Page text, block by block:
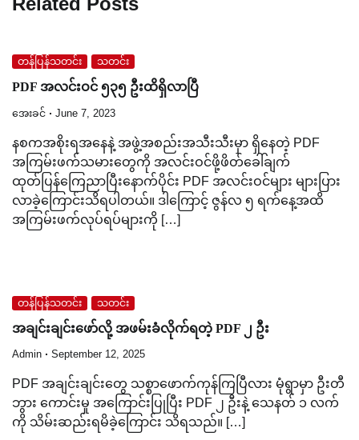
တန်ပြန်သတင်း သတင်း
PDF အလင်းဝင် ၅၃၅ ဦးထိရှိလာပြီ
အေးခင် June 7, 2023
နစကအစိုးရအနေနဲ့ အဖွဲ့အစည်းအသီးသီးမှာ ရှိနေတဲ့ PDF
အကြမ်းဖက်သမားတွေကို အလင်းဝင်ဖို့ဖိတ်ခေါ်ချက်
ထုတ်ပြန်ကြေညာပြီးနောက်ပိုင်း PDF အလင်းဝင်များ များပြား
လာခဲ့ကြောင်းသိရပါတယ်။ ဒါကြောင့် ဇွန်လ ၅ ရက်နေ့အထိ
အကြမ်းဖက်လုပ်ရပ်များကို […]
တန်ပြန်သတင်း သတင်း
အချင်းချင်းဖော်လို့ အဖမ်းခံလိုက်ရတဲ့ PDF ၂ ဦး
Admin September 12, 2025
PDF အချင်းချင်းတွေ သစ္စာဖောက်ကုန်ကြပြီလား မုံရွာမှာ ဦးတီ
ဘွား ကောင်းမှု အကြောင်းပြုပြီး PDF ၂ ဦးနဲ့ သေနတ် ၁ လက်
ကို သိမ်းဆည်းရမိခဲ့ကြောင်း သိရသည်။ […]